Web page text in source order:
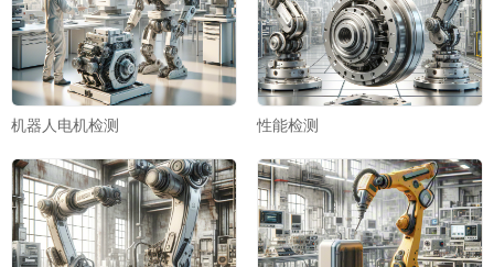
机器人电机检测 性能检测